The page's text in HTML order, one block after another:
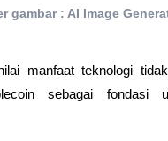
gambar : AI Image
manfaat teknologi
sebagai fondasi